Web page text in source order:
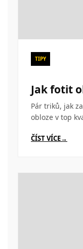
TIPY
Jak fotit
Pár triků, jak
obloze v top
ČÍST VÍCE